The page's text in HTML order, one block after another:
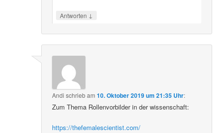
Antworten ↓
Andi schriebam10. Oktober 2019 um 21:35 Uhr:
Zum Thema Rollenvorbilder in der wissenschaft:
https://thefemalescientist.com/